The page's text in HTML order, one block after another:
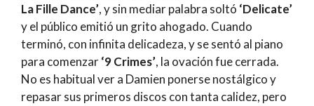
La Fille Dance’, y sin mediar palabra soltó ‘Delicate’
y el público emitió un grito ahogado. Cuando
terminó, con infinita delicadeza, y se sentó al piano
para comenzar‘9 Crimes’, la ovación fue cerrada.
No es habitual ver a Damien ponerse nostálgico y
repasar sus primeros discos con tanta calidez, pero